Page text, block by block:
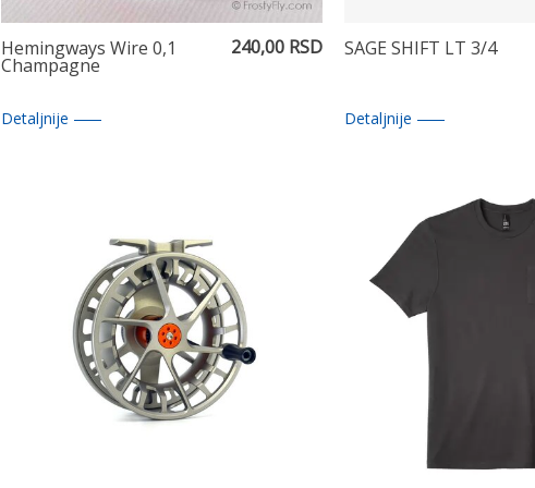
Hemingways Wire 0,1
Champagne
240,00 RSD
Detaljnije
SAGE SHIFT LT 3/4
Detaljnije